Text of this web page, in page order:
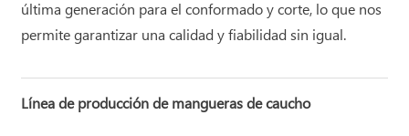
última generación para el conformado y corte, lo que nos
permite garantizar una calidad y fiabilidad sin igual.
Línea de producción de mangueras de caucho